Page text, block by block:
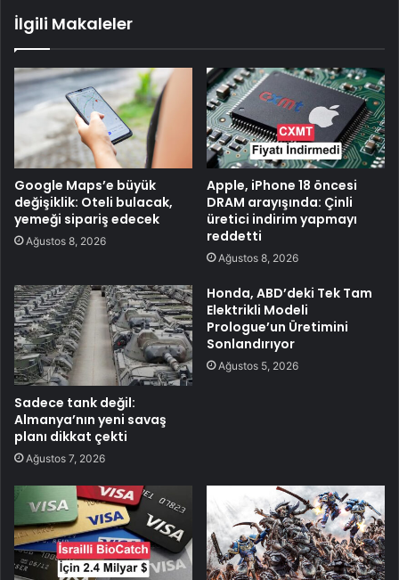
İlgili Makaleler
Google Maps’e büyük
değişiklik: Oteli bulacak,
yemeği sipariş edecek
Ağustos 8, 2026
Apple, iPhone 18 öncesi
DRAM arayışında: Çinli
üretici indirim yapmayı
reddetti
Ağustos 8, 2026
Sadece tank değil:
Almanya’nın yeni savaş
planı dikkat çekti
Ağustos 7, 2026
Honda, ABD’deki Tek Tam
Elektrikli Modeli
Prologue’un Üretimini
Sonlandırıyor
Ağustos 5, 2026